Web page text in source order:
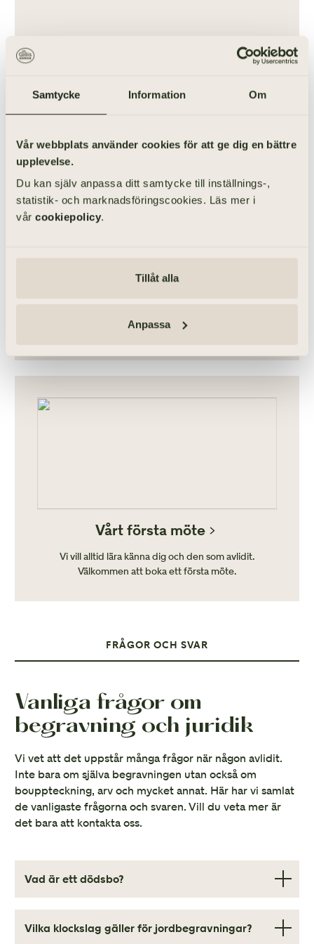
Samtycke Information Om
Vår webbplats använder cookies för att ge dig en bättre
upplevelse.
Du kan själv anpassa ditt samtycke till inställnings-,
statistik- och marknadsföringscookies. Läs mer i
vår cookiepolicy.
Tillåt alla
Anpassa
som kan vänta.
önskar.
Vårt första möte
Vi vill alltid lära känna dig och den som avlidit.
Välkommen att boka ett första möte.
FRÅGOR OCH SVAR
Vanliga frågor om
begravning och juridik
Vi vet att det uppstår många frågor när någon avlidit.
Inte bara om själva begravningen utan också om
bouppteckning, arv och mycket annat. Här har vi samlat
de vanligaste frågorna och svaren. Vill du veta mer är
det bara att kontakta oss.
Vad är ett dödsbo?
vilket innebär särskilda omständigheter. Exempelvis upphör
Vilka klockslag gäller för jordbegravningar?